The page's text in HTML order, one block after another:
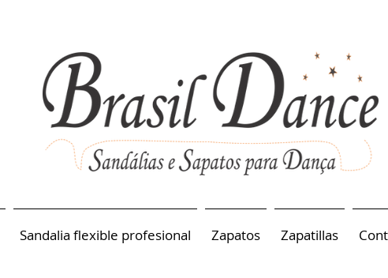
Sandalia flexible profesional Zapatos Zapatillas